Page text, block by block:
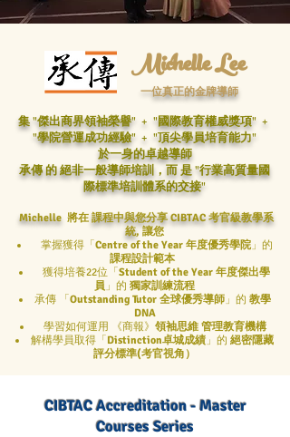
Michelle Lee
一位真正的金牌導師
集 "傑出商界領袖榮譽" + "國際教育權威獎項" +
"學院營運成功經驗" + "頂尖學員培育能力"
於一身的卓越導師
承傳的絕非一般導師培訓，而是 "行業高質量國
際標準培訓體系的交接"
Michelle將在 課程中與您分享 CIBTAC 考官級教學系
統, 讓您
掌握獲得「 Centre of the Year 年度優秀學院」的
課程設計範本
獲得培養22位「 Student of the Year 年度傑出學
員」的 獨家訓練流程
承傳 「 Outstanding Tutor 全球優秀導師」的 教學
DNA
學習如何運用 《商報》 領袖思維 管理教育機構
解構學員取得「 Distinction卓城成績」的 絕密隱藏
評分標準(考官視角）
CIBTAC Accreditation - Master
Courses Series